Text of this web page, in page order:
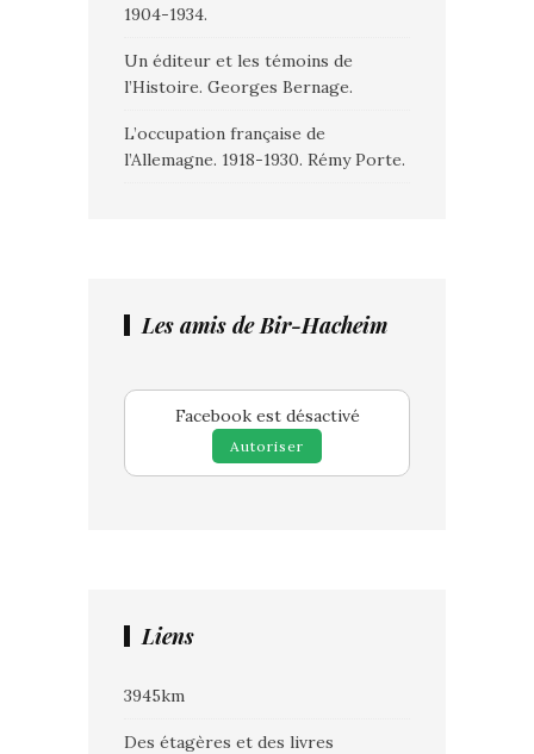
1904-1934.
Un éditeur et les témoins de
l’Histoire. Georges Bernage.
L’occupation française de
l’Allemagne. 1918-1930. Rémy Porte.
Les amis de Bir-Hacheim
Facebook est désactivé
Autoriser
Liens
3945km
Des étagères et des livres